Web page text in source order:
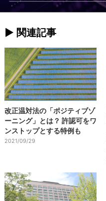
► 関連記事
改正温対法の「ポジティブゾ
ーニング」とは？ 許認可をワ
ンストップとする特例も
2021/09/29